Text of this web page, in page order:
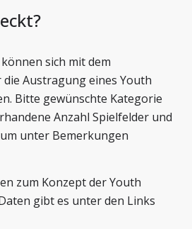
sich mit dem
Austragung eines Youth
Bitte gewünschte Kategorie
Anzahl Spielfelder und
unter Bemerkungen
zum Konzept der Youth
gibt es unter den Links